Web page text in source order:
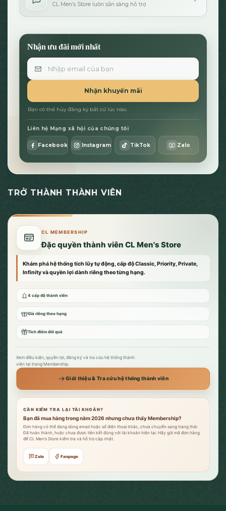
CL Men’s Store luôn sẵn sàng hỗ trợ
Nhận ưu đãi mới nhất
Email
Nhận khuyến mãi
Bạn có thể hủy đăng ký bất cứ lúc nào.
Liên hệ Mạng xã hội của chúng tôi
Facebook Instagram TikTok Zalo
TRỞ THÀNH THÀNH VIÊN
CL MEMBERSHIP
Đặc quyền thành viên CL Men's Store
Khám phá hệ thống tích lũy tự động, cấp độ Classic, Priority, Private,
Infinity và quyền lợi dành riêng theo từng hạng.
4 cấp độ thành viên
Giá riêng theo hạng
Tích điểm đổi quà
Xem điều kiện, quyền lợi, đăng ký và tra cứu hệ thống thành
viên tại trang Membership.
Giới thiệu & Tra cứu hệ thống thành viên
CẦN KIỂM TRA LẠI TÀI KHOẢN?
Bạn đã mua hàng trong năm 2026 nhưng chưa thấy Membership?
Đơn hàng có thể đang dùng email hoặc số điện thoại khác, chưa chuyển sang trạng thái
Đã hoàn thành, hoặc chưa được liên kết đúng với tài khoản hiện tại. Hãy gửi mã đơn hàng
để CL Men’s Store kiểm tra và hỗ trợ cập nhật.
Zalo Fanpage